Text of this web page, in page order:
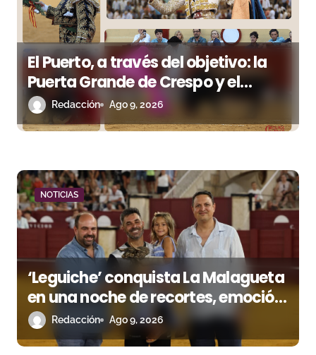
e
e
n
t
a
d
a
s
El Puerto, a través del objetivo: la
Puerta Grande de Crespo y el
aroma de Morante
Redacción Ago 9, 2026
NOTICIAS
‘Leguiche’ conquista La Malagueta
en una noche de recortes, emoción
y gran ambiente
Redacción Ago 9, 2026